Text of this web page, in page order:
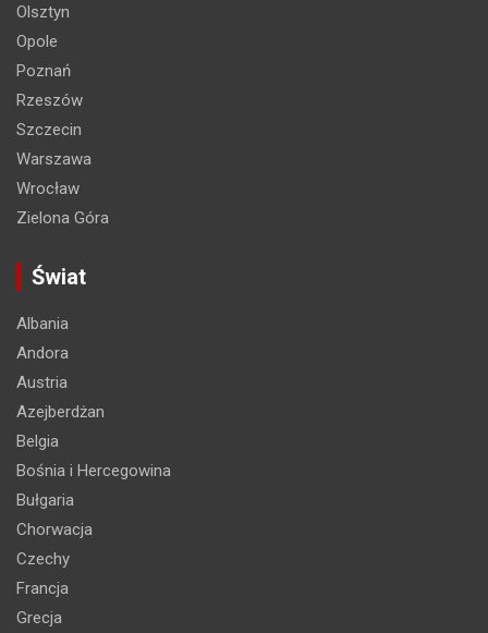
Olsztyn
Opole
Poznań
Rzeszów
Szczecin
Warszawa
Wrocław
Zielona Góra
Świat
Albania
Andora
Austria
Azejberdżan
Belgia
Bośnia i Hercegowina
Bułgaria
Chorwacja
Czechy
Francja
Grecja